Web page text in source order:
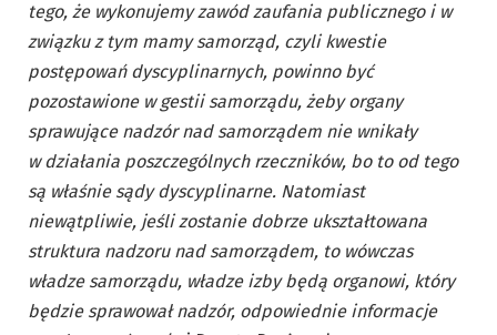
tego, że wykonujemy zawód zaufania publicznego i w
związku z tym mamy samorząd, czyli kwestie
postępowań dyscyplinarnych, powinno być
pozostawione w gestii samorządu, żeby organy
sprawujące nadzór nad samorządem nie wnikały
w działania poszczególnych rzeczników, bo to od tego
są właśnie sądy dyscyplinarne. Natomiast
niewątpliwie, jeśli zostanie dobrze ukształtowana
struktura nadzoru nad samorządem, to wówczas
władze samorządu, władze izby będą organowi, który
będzie sprawował nadzór, odpowiednie informacje